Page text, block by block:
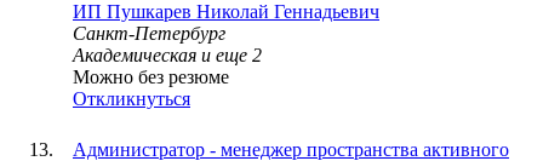
ИП Пушкарев Николай Геннадьевич
Санкт-Петербург
Академическая и еще 2
Можно без резюме
Откликнуться
Администратор - менеджер пространства активного